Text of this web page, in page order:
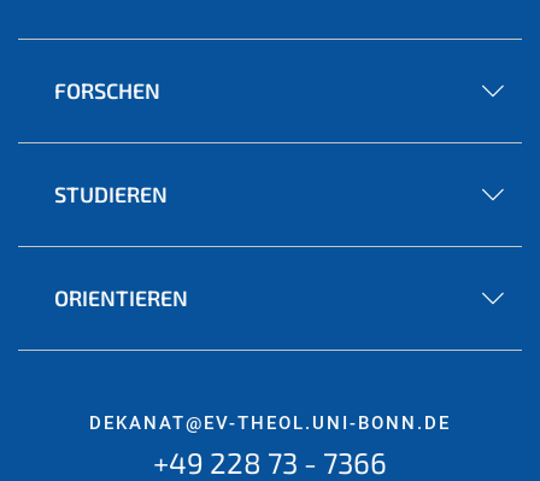
FORSCHEN
STUDIEREN
ORIENTIEREN
DEKANAT@EV-THEOL.UNI-BONN.DE
+49 228 73 - 7366